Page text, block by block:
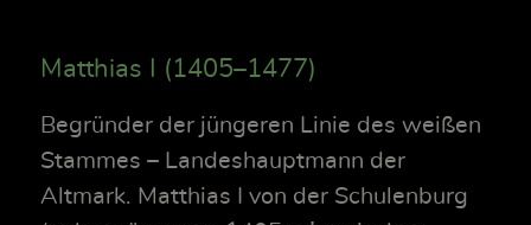
Matthias I (1405–1477)
Begründer der jüngeren Linie des weißen
Stammes – Landeshauptmann der
Altmark. Matthias I von der Schulenburg